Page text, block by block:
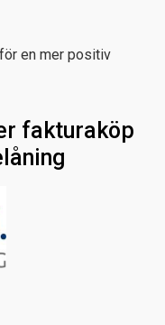
en mer positiv
fakturaköp